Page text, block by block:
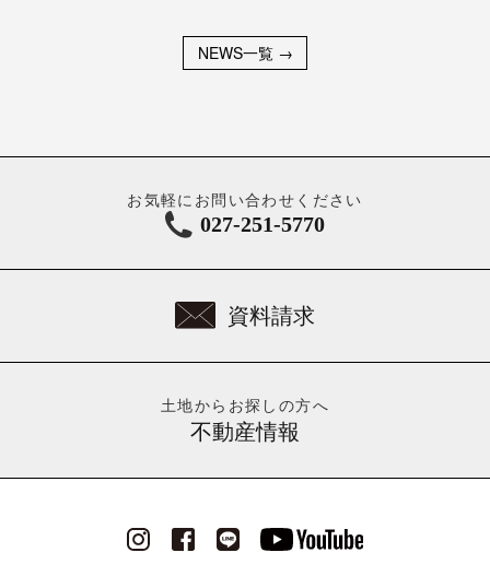
NEWS一覧→
お気軽にお問い合わせください
027-251-5770
資料請求
土地からお探しの方へ
不動産情報